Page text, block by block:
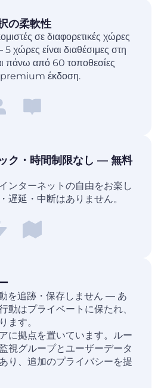
の柔軟性
σε διαφορετικές χώρες
χώρες είναι διαθέσιμες στη
πάνω από 60 τοποθεσίες
premium έκδοση.
ク・時間制限なし — 無料
ンターネットの自由をお楽し
遅延・中断はありません。
を追跡・保存しません — あ
動はプライベートに保たれ、
ます。
に拠点を置いています。ルー
視グループとユーザーデータ
り、追加のプライバシーを提